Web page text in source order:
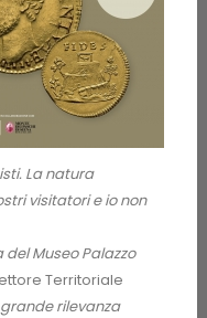
La natura
visitatori e io non
Museo Palazzo
Territoriale
rilevanza